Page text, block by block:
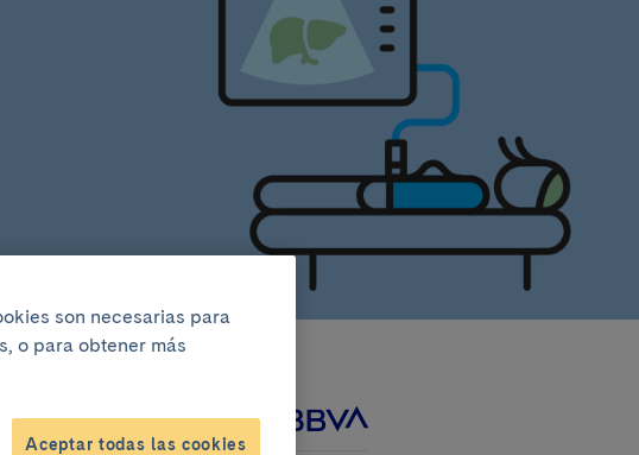
proyecto elaborado junto a
son necesarias para
o para obtener más
Aceptar todas las cookies